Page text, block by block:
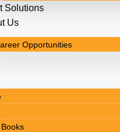
Solutions
Us
Opportunities